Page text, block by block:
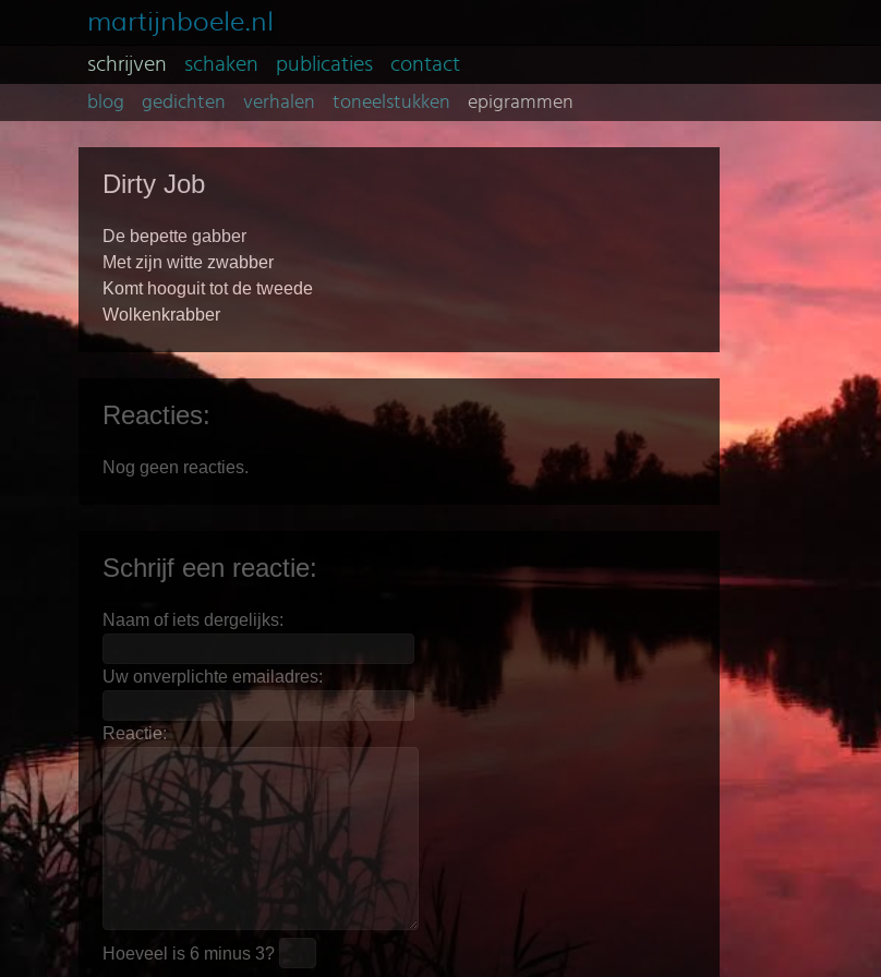
martijnboele.nl
schrijven schaken publicaties contact
blog gedichten verhalen toneelstukken epigrammen
Dirty Job
De bepette gabber
Met zijn witte zwabber
Komt hooguit tot de tweede
Wolkenkrabber
Reacties:
Nog geen reacties.
Schrijf een reactie:
Naam of iets dergelijks:
Uw onverplichte emailadres:
Reactie:
Hoeveel is 6 minus 3?